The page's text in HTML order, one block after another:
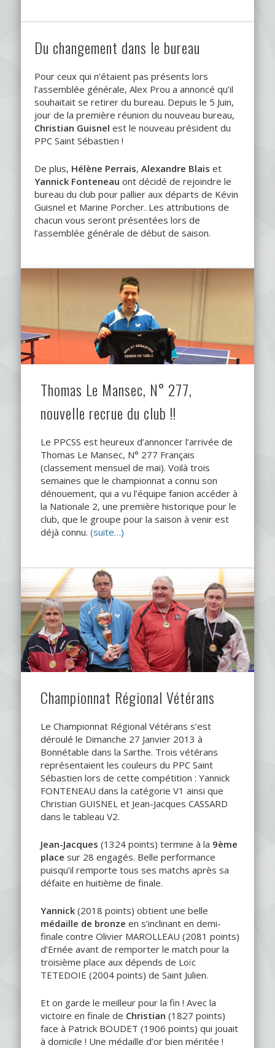
Du changement dans le bureau
Pour ceux qui n’étaient pas présents lors
l’assemblée générale, Alex Prou a annoncé qu’il
souhaitait se retirer du bureau. Depuis le 5 Juin,
jour de la première réunion du nouveau bureau,
Christian Guisnel est le nouveau président du
PPC Saint Sébastien !
De plus, Hélène Perrais,Alexandre Blais et
Yannick Fonteneau ont décidé de rejoindre le
bureau du club pour pallier aux départs de Kévin
Guisnel et Marine Porcher. Les attributions de
chacun vous seront présentées lors de
l’assemblée générale de début de saison.
Thomas Le Mansec, N° 277,
nouvelle recrue du club !!
Le PPCSS est heureux d’annoncer l’arrivée de
Thomas Le Mansec, N° 277 Français
(classement mensuel de mai). Voilà trois
semaines que le championnat a connu son
dénouement, qui a vu l’équipe fanion accéder à
la Nationale 2, une première historique pour le
club, que le groupe pour la saison à venir est
déjà connu.(suite…)
Championnat Régional Vétérans
Le Championnat Régional Vétérans s’est
déroulé le Dimanche 27 Janvier 2013 à
Bonnétable dans la Sarthe. Trois vétérans
représentaient les couleurs du PPC Saint
Sébastien lors de cette compétition : Yannick
FONTENEAU dans la catégorie V1 ainsi que
Christian GUISNEL et Jean-Jacques CASSARD
dans le tableau V2.
Jean-Jacques (1324 points) termine à la 9ème
place sur 28 engagés. Belle performance
puisqu’il remporte tous ses matchs après sa
défaite en huitième de finale.
Yannick (2018 points) obtient une belle
médaille de bronze en s’inclinant en demi-
finale contre Olivier MAROLLEAU (2081 points)
d’Ernée avant de remporter le match pour la
troisième place aux dépends de Loïc
TETEDOIE (2004 points) de Saint Julien.
Et on garde le meilleur pour la fin ! Avec la
victoire en finale de Christian (1827 points)
face à Patrick BOUDET (1906 points) qui jouait
à domicile ! Une médaille d’or bien méritée !